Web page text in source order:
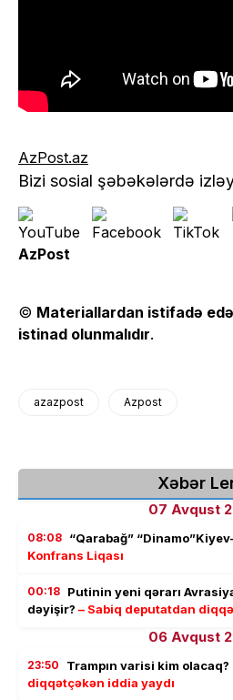
AzPost.az
Bizi sosial şəbəkələrdə
AzPost
© Materiallardan istifadə
istinad olunmalıdır.
azazpost Azpost
Xəbər
07 Avqust
08:08 “Qarabağ”
Konfrans Liqası
00:18 Putinin yeni qərarı
dəyişir? – Sabiq deputatdan
06 Avqust
23:50 Trampın varisi kim olacaq?
diqqətçəkən iddia yaydı